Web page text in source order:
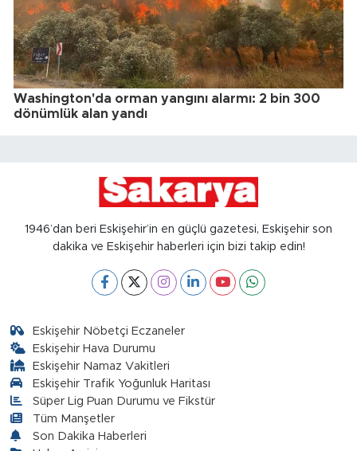
Washington'da orman yangını alarmı: 2 bin 300
dönümlük alan yandı
1946’dan beri Eskişehir’in en güçlü gazetesi, Eskişehir son
dakika ve Eskişehir haberleri için bizi takip edin!
Eskişehir Nöbetçi Eczaneler
Eskişehir Hava Durumu
Eskişehir Namaz Vakitleri
Eskişehir Trafik Yoğunluk Haritası
Süper Lig Puan Durumu ve Fikstür
Tüm Manşetler
Son Dakika Haberleri